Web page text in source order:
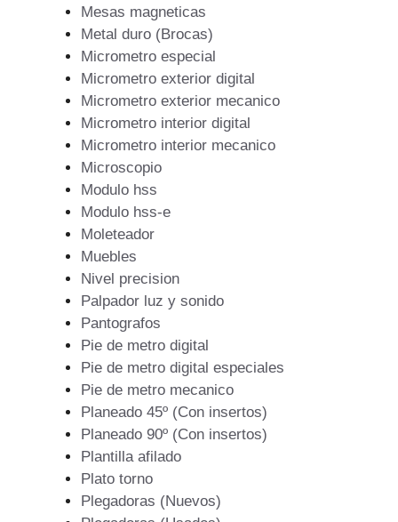
Mesas magneticas
Metal duro (Brocas)
Micrometro especial
Micrometro exterior digital
Micrometro exterior mecanico
Micrometro interior digital
Micrometro interior mecanico
Microscopio
Modulo hss
Modulo hss-e
Moleteador
Muebles
Nivel precision
Palpador luz y sonido
Pantografos
Pie de metro digital
Pie de metro digital especiales
Pie de metro mecanico
Planeado 45º (Con insertos)
Planeado 90º (Con insertos)
Plantilla afilado
Plato torno
Plegadoras (Nuevos)